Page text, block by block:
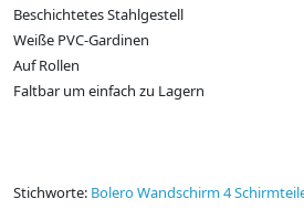
Beschichtetes Stahlgestell
Weiße PVC-Gardinen
Auf Rollen
Faltbar um einfach zu Lagern
Stichworte: Bolero Wandschirm 4